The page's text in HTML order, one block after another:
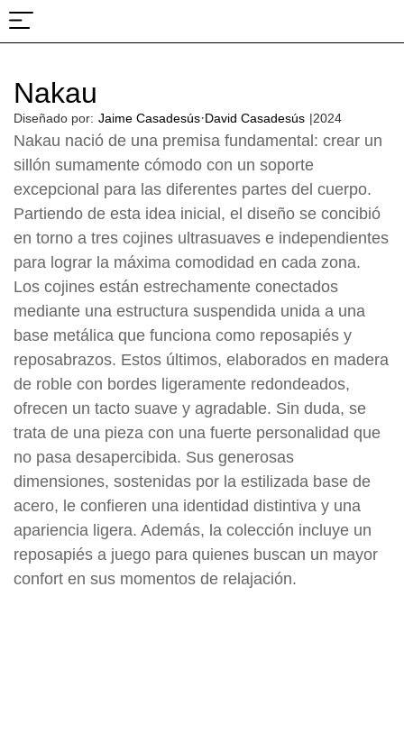
Nakau
Diseñado por: Jaime Casadesús·David Casadesús |2024
Nakau nació de una premisa fundamental: crear un
sillón sumamente cómodo con un soporte
excepcional para las diferentes partes del cuerpo.
Partiendo de esta idea inicial, el diseño se concibió
en torno a tres cojines ultrasuaves e independientes
para lograr la máxima comodidad en cada zona.
Los cojines están estrechamente conectados
mediante una estructura suspendida unida a una
base metálica que funciona como reposapiés y
reposabrazos. Estos últimos, elaborados en madera
de roble con bordes ligeramente redondeados,
ofrecen un tacto suave y agradable. Sin duda, se
trata de una pieza con una fuerte personalidad que
no pasa desapercibida. Sus generosas
dimensiones, sostenidas por la estilizada base de
acero, le confieren una identidad distintiva y una
apariencia ligera. Además, la colección incluye un
reposapiés a juego para quienes buscan un mayor
confort en sus momentos de relajación.